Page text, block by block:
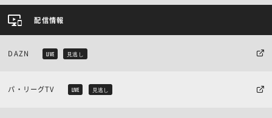
配信情報
DAZN LIVE 見逃し
パ・リーグTV LIVE 見逃し